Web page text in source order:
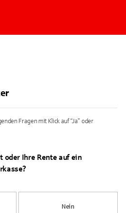
Fragen mit Klick auf “Ja” oder
oder Ihre Rente auf ein
Nein